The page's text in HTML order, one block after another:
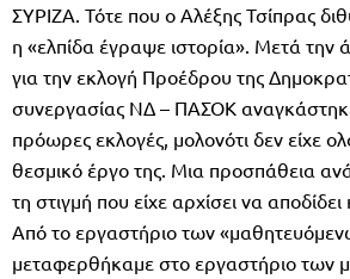
ΣΥΡΙΖΑ. Τότε που ο Αλέξης Τσίπρας
η «ελπίδα έγραψε ιστορία». Μετά
για την εκλογή Προέδρου της
συνεργασίας ΝΔ – ΠΑΣΟΚ
πρόωρες εκλογές, μολονότι δεν είχε
θεσμικό έργο της. Μια προσπάθεια
τη στιγμή που είχε αρχίσει να
Από το εργαστήριο των
μεταφερθήκαμε στο εργαστήριο των